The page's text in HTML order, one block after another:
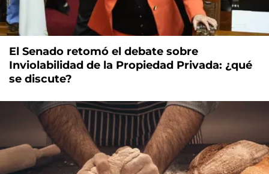
El Senado retomó el debate sobre
Inviolabilidad de la Propiedad Privada: ¿qué
se discute?